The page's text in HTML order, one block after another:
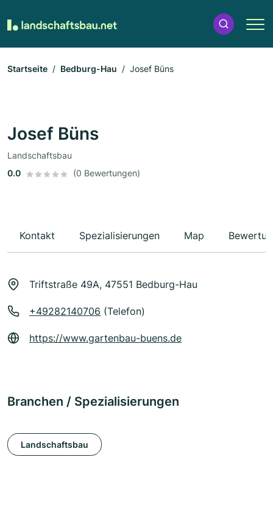
Startseite Bedburg-Hau Josef Büns
Josef Büns
Landschaftsbau
0.0
(0 Bewertungen)
Kontakt Spezialisierungen Map
Triftstraße 49A, 47551 Bedburg-Hau
+49282140706 (Telefon)
https://www.gartenbau-buens.de
Branchen / Spezialisierungen
Landschaftsbau